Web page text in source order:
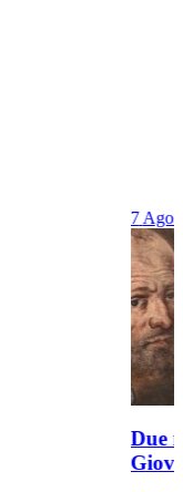
7
Due